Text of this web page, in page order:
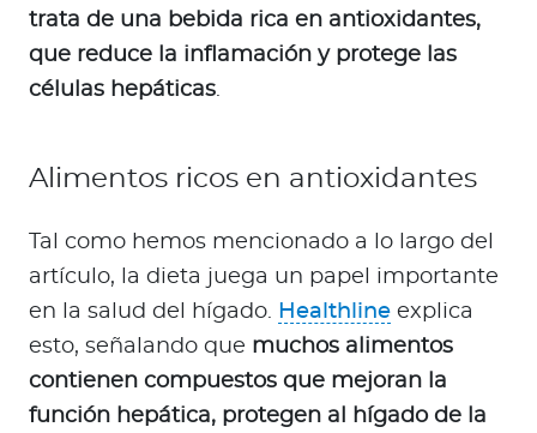
trata de una bebida rica en antioxidantes,
que reduce la inflamación y protege las
células hepáticas.
Alimentos ricos en antioxidantes
Tal como hemos mencionado a lo largo del
artículo, la dieta juega un papel importante
en la salud del hígado. Healthline explica
esto, señalando que muchos alimentos
contienen compuestos que mejoran la
función hepática, protegen al hígado de la